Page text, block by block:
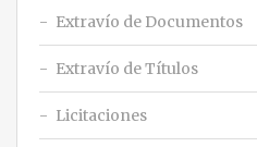
Extravío de Documentos
Extravío de Títulos
Licitaciones